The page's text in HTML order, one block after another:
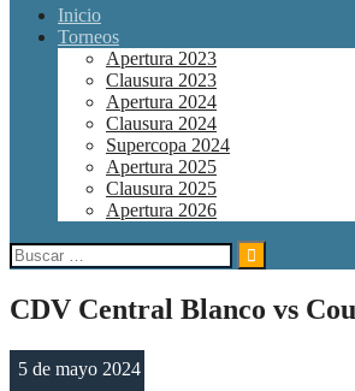
Inicio
Torneos
Apertura 2023
Clausura 2023
Apertura 2024
Clausura 2024
Supercopa 2024
Apertura 2025
Clausura 2025
Apertura 2026
Buscar:
CDV Central Blanco vs
5 de mayo 2024